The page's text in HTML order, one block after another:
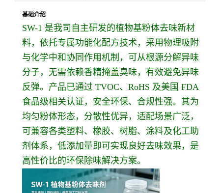
基础介绍
SW-1 是我司自主研发的植物基粉体去味新材
料，依托专属功能化配方技术，采用物理吸附
与化学中和协同作用机制，可从根源分解异味
分子，无需依赖香精掩盖臭味，有效避免异味
反弹。产品已通过 TVOC、RoHS 及美国 FDA
食品级相关认证，安全环保、合规性强。其为
均匀粉体形态，分散性优异，适配场景广泛，
可兼容各类塑料、橡胶、树脂、涂料及化工助
剂体系，低添加量即可实现良好去味效果，是
高性价比的环保除味解决方案。